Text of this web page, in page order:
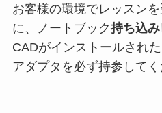
お客様の環境でレッスン
に、ノートブック持ち込
CADがインストールされ
アダプタを必ず持参してく